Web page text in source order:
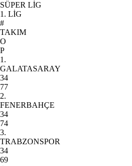
SÜPER LİG
1. LİG
#
TAKIM
O
P
1.
GALATASARAY
34
77
2.
FENERBAHÇE
34
74
3.
TRABZONSPOR
34
69